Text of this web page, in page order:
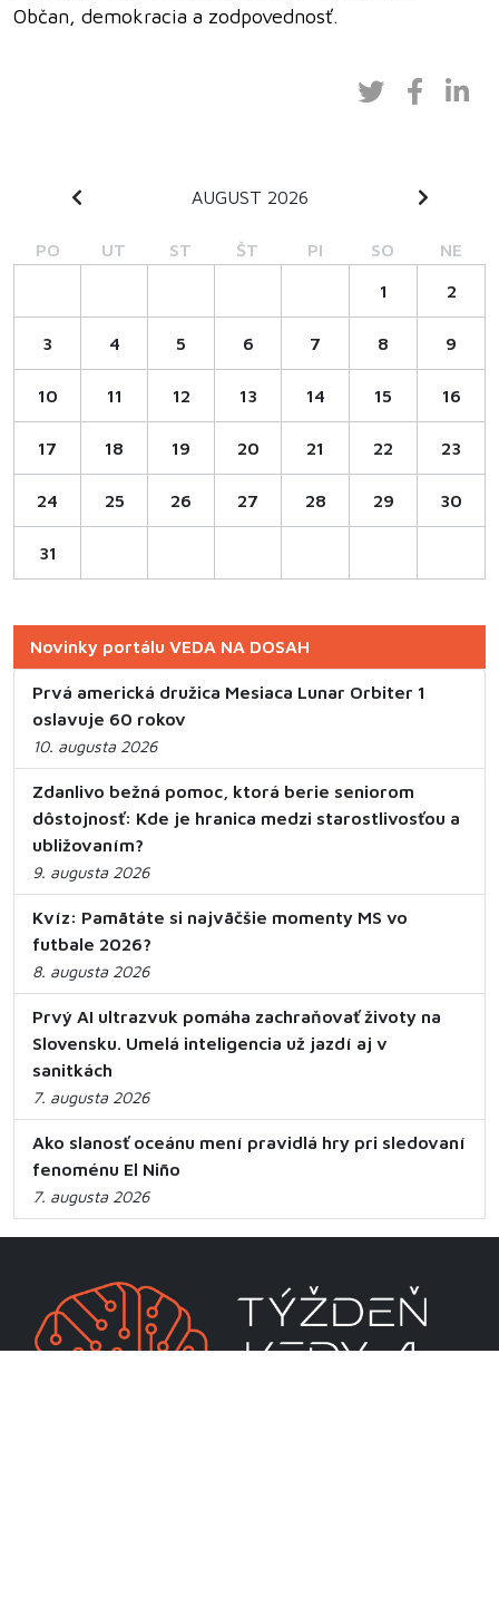
Občan, demokracia a zodpovednosť.
AUGUST 2026
PO UT ST ŠT PI SO NE
1 2
3 4 5 6 7 8 9
10 11 12 13 14 15 16
17 18 19 20 21 22 23
24 25 26 27 28 29 30
31
Novinky portálu VEDA NA DOSAH
Prvá americká družica Mesiaca Lunar Orbiter 1
oslavuje 60 rokov
10. augusta 2026
Zdanlivo bežná pomoc, ktorá berie seniorom
dôstojnosť: Kde je hranica medzi starostlivosťou a
ubližovaním?
9. augusta 2026
Kvíz: Pamätáte si najväčšie momenty MS vo
futbale 2026?
8. augusta 2026
Prvý AI ultrazvuk pomáha zachraňovať životy na
Slovensku. Umelá inteligencia už jazdí aj v
sanitkách
7. augusta 2026
Ako slanosť oceánu mení pravidlá hry pri sledovaní
fenoménu El Niño
7. augusta 2026